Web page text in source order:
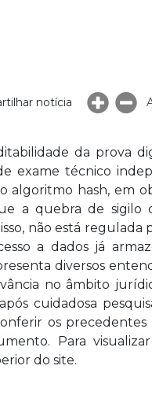
notícia
da prova
exame técnico
algoritmo hash, em
a quebra de sigilo
não está regulada
a dados já
diversos
no âmbito
cuidadosa
os precedentes
Para
do site.